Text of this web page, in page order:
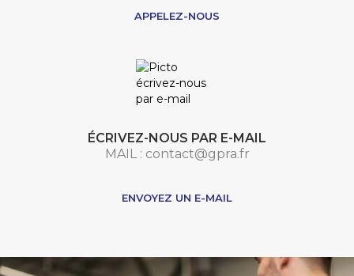
APPELEZ-NOUS
ÉCRIVEZ-NOUS PAR E-MAIL
MAIL : contact@gpra.fr
ENVOYEZ UN E-MAIL